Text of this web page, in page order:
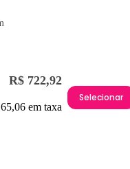
R$ 722,92
em taxa
Selecionar